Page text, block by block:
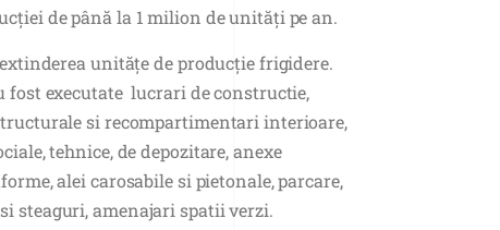
de până la 1 milion de unități pe an.
unitățe de producție frigidere.
fost executate lucrari de constructie,
si recompartimentari interioare,
tehnice, de depozitare, anexe
alei carosabile si pietonale, parcare,
steaguri, amenajari spatii verzi.